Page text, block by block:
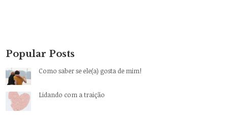
Popular Posts
Como saber se ele(a) gosta de mim!
Lidando com a traição